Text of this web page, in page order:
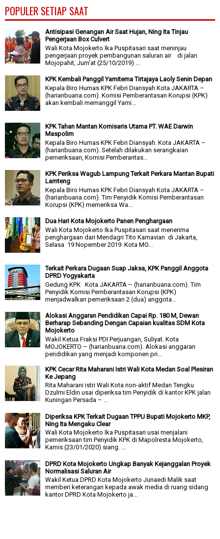
POPULER SETIAP SAAT
Antisipasi Genangan Air Saat Hujan, Ning Ita Tinjau
Pengerjaan Box Culvert
Wali Kota Mojokerto Ika Puspitasari saat meninjau
pengerjaan proyek pembangunan saluran air di jalan
Mojopahit, Jum'at (25/10/2019) ...
KPK Kembali Panggil Yamitema Tirtajaya Laoly Senin Depan
Kepala Biro Humas KPK Febri Diansyah Kota JAKARTA –
(harianbuana.com). Komisi Pemberantasan Korupsi (KPK)
akan kembali memanggil Yami...
KPK Tahan Mantan Komisaris Utama PT. WAE Darwin
Maspolim
Kepala Biro Humas KPK Febri Diansyah. Kota JAKARTA –
(harianbuana.com). Setelah dilakukan serangkaian
pemeriksaan, Komisi Pemberantas...
KPK Periksa Wagub Lampung Terkait Perkara Mantan Bupati
Lamteng
Kepala Biro Humas KPK Febri Diansyah Kota JAKARTA –
(harianbuana.com). Tim Penyidik Komisi Pemberantasan
Korupsi (KPK) memeriksa Wa...
Dua Hari Kota Mojokerto Panen Penghargaan
Wali Kota Mojokerto Ika Puspitasari saat menerima
penghargaan dari Mendagri Tito Karnavian di Jakarta,
Selasa 19 Nopember 2019. Kota MO...
Terkait Perkara Dugaan Suap Jaksa, KPK Panggil Anggota
DPRD Yogyakarta
Gedung KPK Kota JAKARTA – (harianbuana.com). Tim
Penyidik Komisi Pemberantasan Korupsi (KPK)
menjadwalkan pemeriksaan 2 (dua) anggota...
Alokasi Anggaran Pendidikan Capai Rp. 180 M, Dewan
Berharap Sebanding Dengan Capaian kualitas SDM Kota
Mojokerto
Wakil Ketua Fraksi PDI Perjuangan, Suliyat. Kota
MOJOKERTO – (harianbuana.com). Alokasi anggaran
pendidikan yang menjadi komponen pri...
KPK Cecar Rita Maharani Istri Wali Kota Medan Soal Plesiran
Ke Jepang
Rita Maharani istri Wali Kota non-aktif Medan Tengku
Dzulmi Eldin usai diperiksa tim Penyidik di kantor KPK jalan
Kuningan Persada – ...
Diperiksa KPK Terkait Dugaan TPPU Bupati Mojokerto MKP,
Ning Ita Mengaku Clear
Wali Kota Mojokerto Ika Puspitasari usai menjalani
pemeriksaan tim Penyidik KPK di Mapolresta Mojokerto,
Kamis (23/01/2020) siang. ...
DPRD Kota Mojokerto Ungkap Banyak Kejanggalan Proyek
Normalisasi Saluran Air
Wakil Ketua DPRD Kota Mojokerto Junaedi Malik saat
memberi keterangan kepada awak media di ruang sidang
kantor DPRD Kota Mojokerto ja...